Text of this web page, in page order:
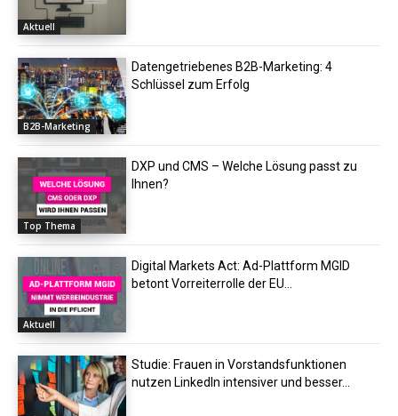
Aktuell
B2B-Marketing
Datengetriebenes B2B-Marketing: 4
Schlüssel zum Erfolg
Top Thema
DXP und CMS – Welche Lösung passt zu
Ihnen?
Aktuell
Digital Markets Act: Ad-Plattform MGID
betont Vorreiterrolle der EU...
Studie: Frauen in Vorstandsfunktionen
nutzen LinkedIn intensiver und besser...